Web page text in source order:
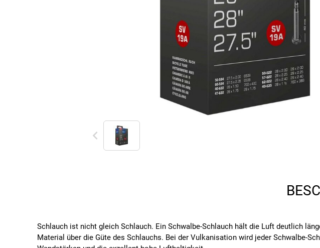
Schlauch ist nicht gleich Schlauch. Ein Schwalbe-Schlauch hält die Luft deutlich
Material über die Güte des Schlauchs. Bei der Vulkanisation wird jeder Schwalbe-